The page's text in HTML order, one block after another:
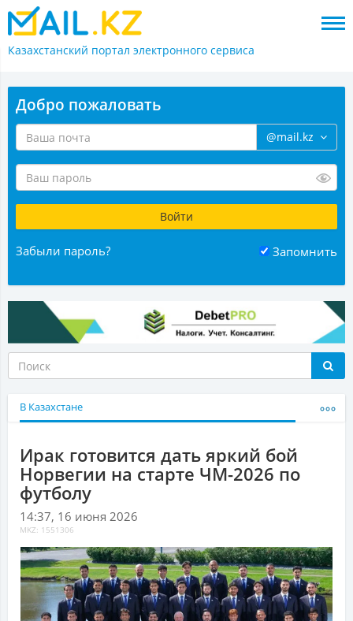
Казахстанский портал электронного сервиса
Добро пожаловать
@mail.kz
Забыли пароль? Запомнить
В Казахстане
Ирак готовится дать яркий бой
Норвегии на старте ЧМ-2026 по
футболу
14:37, 16 июня 2026
MKZ: 1551306